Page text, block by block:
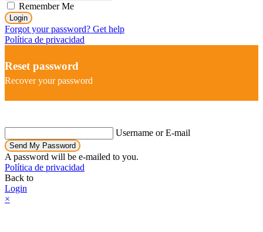
Remember Me
Login
Forgot your password? Get help
Política de privacidad
Reset password
Recover your password
Username or E-mail
Send My Password
A password will be e-mailed to you.
Política de privacidad
Back to
Login
×